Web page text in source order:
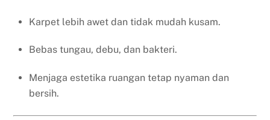
Karpet lebih awet dan tidak mudah kusam.
Bebas tungau, debu, dan bakteri.
Menjaga estetika ruangan tetap nyaman dan
bersih.